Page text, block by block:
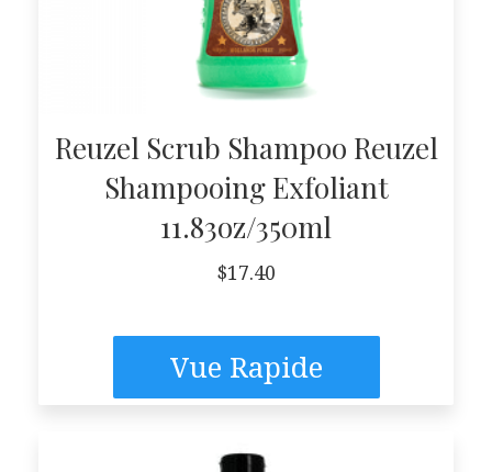
Reuzel Scrub Shampoo Reuzel
Shampooing Exfoliant
11.83oz/350ml
$17.40
Vue Rapide